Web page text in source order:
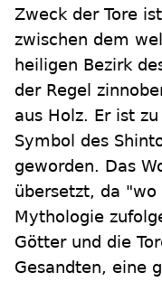
Zweck der Tore
zwischen dem
heiligen Bezirk
der Regel
aus Holz. Er ist
Symbol des
geworden. Das
übersetzt, da
Mythologie
Götter und die
Gesandten, eine